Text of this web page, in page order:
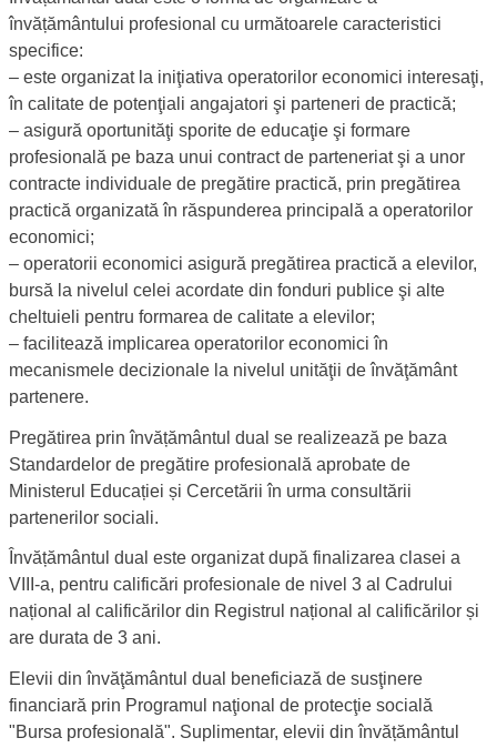
învățământului profesional cu următoarele caracteristici
specifice:
‒ este organizat la iniţiativa operatorilor economici interesaţi,
în calitate de potenţiali angajatori şi parteneri de practică;
‒ asigură oportunităţi sporite de educaţie şi formare
profesională pe baza unui contract de parteneriat şi a unor
contracte individuale de pregătire practică, prin pregătirea
practică organizată în răspunderea principală a operatorilor
economici;
‒ operatorii economici asigură pregătirea practică a elevilor,
bursă la nivelul celei acordate din fonduri publice şi alte
cheltuieli pentru formarea de calitate a elevilor;
‒ facilitează implicarea operatorilor economici în
mecanismele decizionale la nivelul unităţii de învăţământ
partenere.
Pregătirea prin învățământul dual se realizează pe baza
Standardelor de pregătire profesională aprobate de
Ministerul Educației și Cercetării în urma consultării
partenerilor sociali.
Învățământul dual este organizat după finalizarea clasei a
VIII-a, pentru calificări profesionale de nivel 3 al Cadrului
național al calificărilor din Registrul național al calificărilor și
are durata de 3 ani.
Elevii din învăţământul dual beneficiază de susţinere
financiară prin Programul naţional de protecţie socială
"Bursa profesională". Suplimentar, elevii din învățământul